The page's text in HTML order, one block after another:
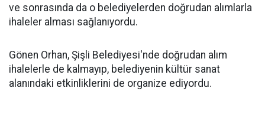
ve sonrasında da o belediyelerden doğrudan alımlarla
ihaleler alması sağlanıyordu.
Gönen Orhan, Şişli Belediyesi'nde doğrudan alım
ihalelerle de kalmayıp, belediyenin kültür sanat
alanındaki etkinliklerini de organize ediyordu.